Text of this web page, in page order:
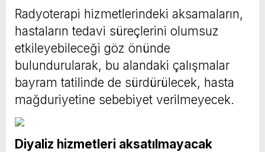
Radyoterapi hizmetlerindeki aksamaların,
hastaların tedavi süreçlerini olumsuz
etkileyebileceği göz önünde
bulundurularak, bu alandaki çalışmalar
bayram tatilinde de sürdürülecek, hasta
mağduriyetine sebebiyet verilmeyecek.
Diyaliz hizmetleri aksatılmayacak